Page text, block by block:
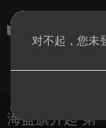
海盗旗升起 第
对不起，您未